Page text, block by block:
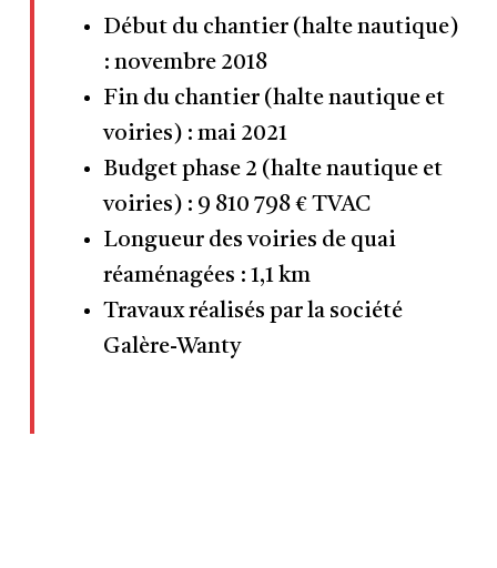
Début du chantier (halte nautique)
: novembre 2018
Fin du chantier (halte nautique et
voiries) : mai 2021
Budget phase 2 (halte nautique et
voiries) : 9 810 798 € TVAC
Longueur des voiries de quai
réaménagées : 1,1 km
Travaux réalisés par la société
Galère-Wanty